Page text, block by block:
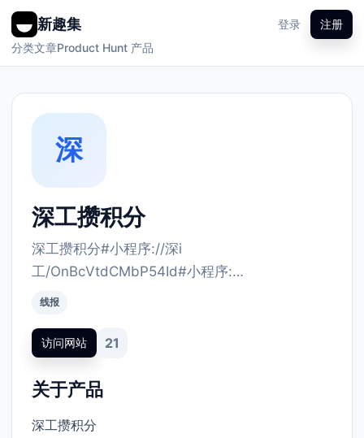
新趣集
分类文章Product Hunt 产品
登录 注册
深
深工攒积分
深工攒积分#小程序://深i
工/OnBcVtdCMbP54Id#小程序:…
线报
访问网站 21
关于产品
深工攒积分